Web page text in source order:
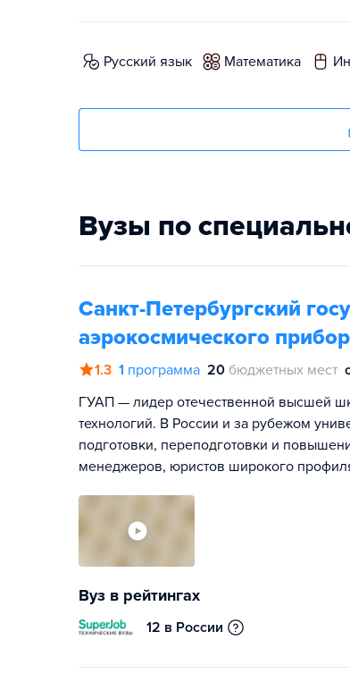
русский язык математика
Вузы по
Санкт-Петербургский
аэрокосмического
1.3 1 программа 20 бюджетных мест
ГУАП — лидер отечественной высшей
технологий. В России и за рубежом
подготовки, переподготовки и
менеджеров, юристов широкого
Вуз в рейтингах
12 в России